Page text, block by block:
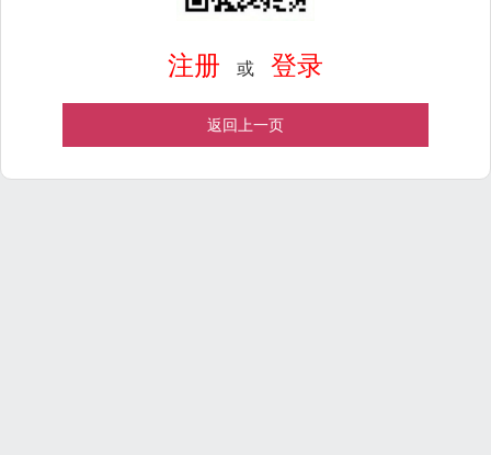
注册 或 登录
返回上一页